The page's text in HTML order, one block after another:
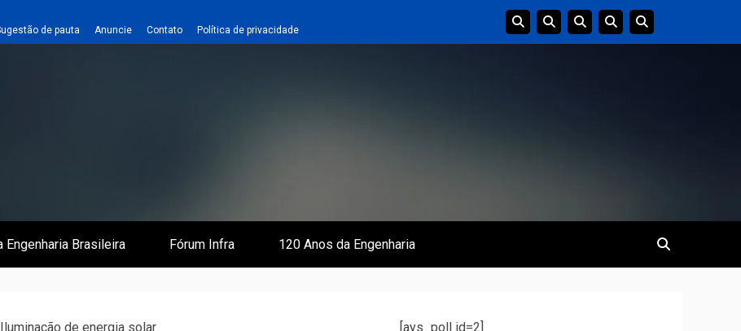
de pauta Anuncie Contato Política de privacidade
Engenharia Brasileira Fórum Infra 120 Anos da Engenharia
de energia solar [ays_poll id=2]